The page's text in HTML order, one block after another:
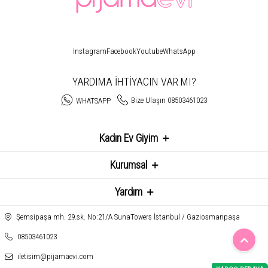
InstagramFacebookYoutubeWhatsApp
YARDIMA İHTİYACIN VAR MI?
WHATSAPP Bize Ulaşın 08503461023
Kadın Ev Giyim
Kurumsal
Yardım
Şemsipaşa mh. 29.sk. No:21/A SunaTowers İstanbul / Gaziosmanpaşa
08503461023
iletisim@pijamaevi.com